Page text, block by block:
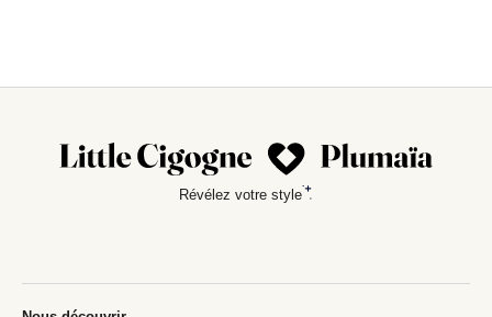
Révélez votre style